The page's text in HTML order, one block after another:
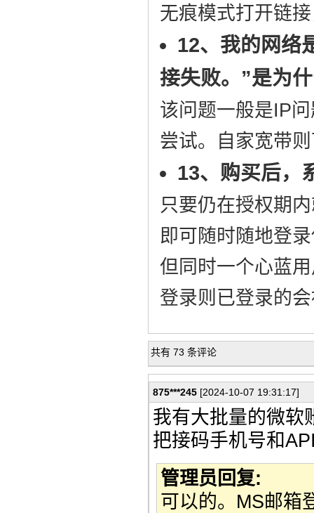
无痕模式打开链
12、我的网络
接失败。”是为
该问题一般是IP
尝试。自家宽带
13、购买后，
只要仍在授权期
即可随时随地登
但同时一个心蓝
登录则已登录的
共有 73 条评论
875***245 [2024-10-07 19:31:17]
我有大批量的微软
把接码手机号和
管理员回复:
可以的。MS邮箱